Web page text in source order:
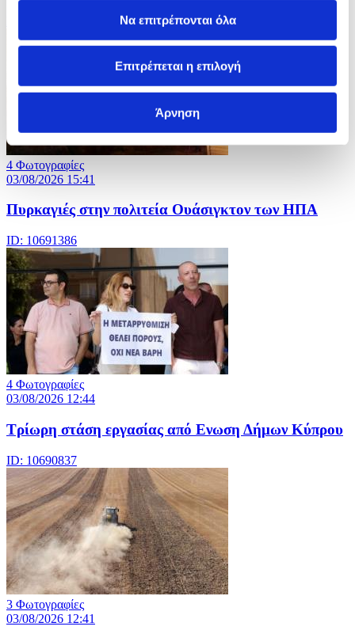
Να επιτρέπονται όλα
Επιτρέπεται η επιλογή
Άρνηση
4 Φωτογραφίες
03/08/2026 15:41
Πυρκαγιές στην πολιτεία Ουάσιγκτον των ΗΠΑ
ID: 10691386
4 Φωτογραφίες
03/08/2026 12:44
Τρίωρη στάση εργασίας από Ενωση Δήμων Κύπρου
ID: 10690837
3 Φωτογραφίες
03/08/2026 12:41